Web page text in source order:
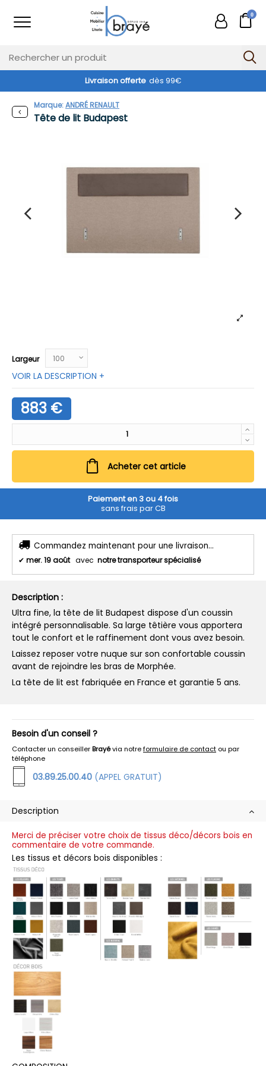
0
Livraison offerte dès 99€
Tête de lit Budapest
Marque:ANDRÉ RENAULT
Largeur
VOIR LA DESCRIPTION +
883 €
Acheter cet article
Paiement en 3 ou 4 fois
sans frais par CB
Commandez maintenant pour une livraison...
✔ mer. 19 août avec notre transporteur spécialisé
Description :
Ultra fine, la tête de lit Budapest dispose d'un coussin
intégré personnalisable. Sa large têtière vous apportera
tout le confort et le raffinement dont vous avez besoin.
Laissez reposer votre nuque sur son confortable coussin
avant de rejoindre les bras de Morphée.
La tête de lit est fabriquée en France et garantie 5 ans.
Besoin d'un conseil ?
Contacter un conseillerBrayévia notreformulaire de contact ou par
téléphone
03.89.25.00.40 (APPEL GRATUIT)
Description
Merci de préciser votre choix de tissus déco/décors bois en
commentaire de votre commande.
Les tissus et décors bois disponibles :